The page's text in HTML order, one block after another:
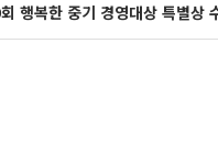
행복한 중기 경영대상 특별상